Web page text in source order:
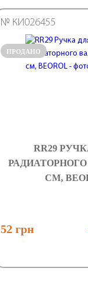
ПРОДАНО
№ КИ026455
RR29
РАДИАТОРНОГО
CМ,
52 грн